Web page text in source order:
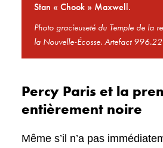
Stan « Chook » Maxwell.
Photo gracieuseté du Temple de la
la Nouvelle-Écosse. Artefact
Percy Paris et la
entièrement noire
Même s’il n’a pas